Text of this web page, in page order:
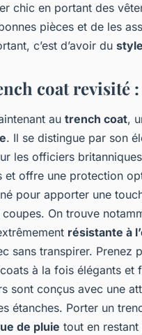
chic en portant des
pièces et de les
c’est d’avoir du style
coat revisité
au trench coat,
. Il se distingue par son
les officiers
et offre une protection
pour apporter une
On trouve
résistante à
sans transpirer. Prenez
à la fois élégants et
sont conçus avec une
étanches. Porter un
de pluie tout en